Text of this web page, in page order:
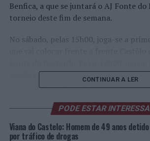
Benfica, a que se juntará o AJ Fonte
torneio deste fim de semana.
No sábado, pelas 15h00, joga-se a
Benfica. A final está agendada para as
domingo, 12 de março.
O Vereador do Desporto, Ricardo
jogadores da elite nacional em Viana,
CONTINUAR A LER
PODE ESTAR
Viana do Castelo: Homem de 49 anos detido
por tráfico de drogas